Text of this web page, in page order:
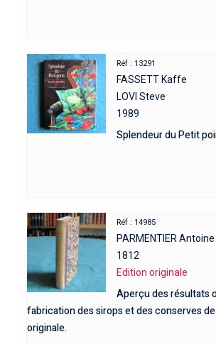
Réf : 13291
FASSETT Kaffe
LOVI Steve
1989
Splendeur du Petit
Réf : 14985
PARMENTIER
1812
Edition originale
Aperçu des résultats
fabrication des sirops et des conserves
originale.